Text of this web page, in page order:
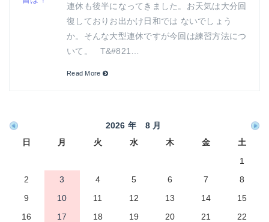
連休も後半になってきました。お天気は大分回
復しておりお出かけ日和では ないでしょう
か。そんな大型連休ですが今回は練習方法につ
いて。 T&#821…
Read More
2026 年 8 月
日
月 火 水 木 金
土
1
2
3 4 5 6 7
8
9
10 11 12 13 14
15
16
17 18 19 20 21
22